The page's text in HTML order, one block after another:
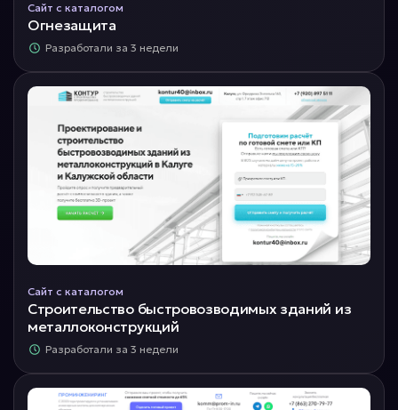
Сайт с каталогом
Огнезащита
Разработали за 3 недели
Сайт с каталогом
Строительство быстровозводимых зданий из
металлоконструкций
Разработали за 3 недели